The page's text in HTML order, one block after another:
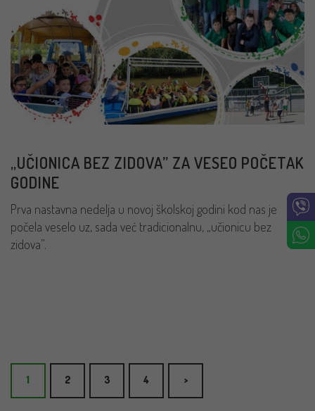
„UČIONICA BEZ ZIDOVA” ZA VESEO POČETAK
GODINE
Prva nastavna nedelja u novoj školskoj godini kod nas je
počela veselo uz, sada već tradicionalnu, „učionicu bez
zidova”.
1 2 3 4 >